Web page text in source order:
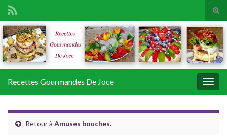
Search for:
Recettes Gourmandes De Joce
Retour à Amuses bouches.